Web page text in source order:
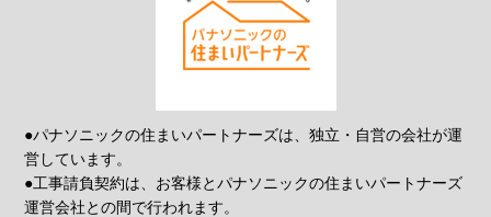
●パナソニックの住まいパートナーズは、独立・自営の会社が運
営しています。
●工事請負契約は、お客様とパナソニックの住まいパートナーズ
運営会社との間で行われます。